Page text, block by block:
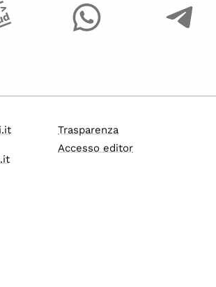
Trasparenza
Accesso editor